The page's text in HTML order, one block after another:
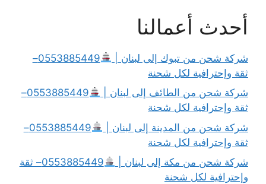
أحدث أعمالنا
شركة شحن من تبوك إلى لبنان |
0553885449–
ثقة وإحترافية لكل شحنة
شركة شحن من الطائف إلى لبنان |
0553885449–
ثقة وإحترافية لكل شحنة
شركة شحن من المدينة إلى لبنان |
0553885449–
ثقة وإحترافية لكل شحنة
شركة شحن من مكة إلى لبنان |
0553885449– ثقة
وإحترافية لكل شحنة